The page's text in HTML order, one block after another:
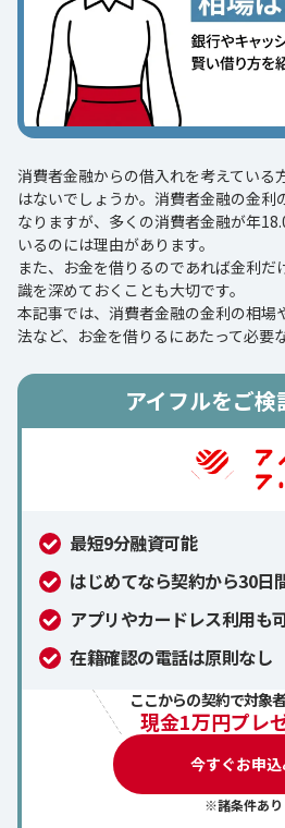
消費者金融からの借入れを考えている
はないでしょうか。消費者金融の金利
なりますが、多くの消費者金融が年
いるのには理由があります。
また、お金を借りるのであれば金利
識を深めておくことも大切です。
本記事では、消費者金融の金利の相場
法など、お金を借りるにあたって必要
アイフルをご検
最短9分融資可能
はじめてなら契約から30日
アプリやカードレス利用も
在籍確認の電話は原則なし
ここからの契約で対象
現金1万円プレ
今すぐお申
※諸条件あり